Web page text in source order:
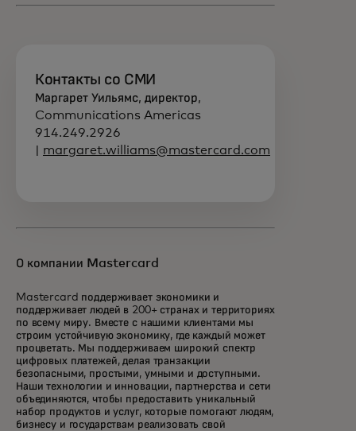
Контакты со СМИ
Маргарет Уильямс, директор,
Communications Americas
914.249.2926
margaret.williams@mastercard.com
О компании Mastercard
Mastercard поддерживает экономики и
поддерживает людей в 200+ странах и территориях
по всему миру. Вместе с нашими клиентами мы
строим устойчивую экономику, где каждый может
процветать. Мы поддерживаем широкий спектр
цифровых платежей, делая транзакции
безопасными, простыми, умными и доступными.
Наши технологии и инновации, партнерства и сети
объединяются, чтобы предоставить уникальный
набор продуктов и услуг, которые помогают людям,
бизнесу и государствам реализовать свой